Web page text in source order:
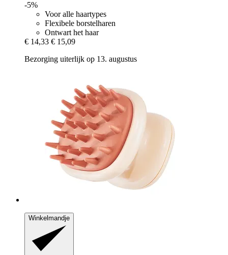
-5%
Voor alle haartypes
Flexibele borstelharen
Ontwart het haar
€ 14,33 € 15,09
Bezorging uiterlijk op 13. augustus
Winkelmandje